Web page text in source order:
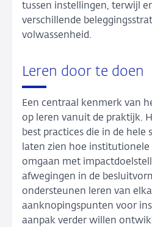
tussen instellingen, terwijl
verschillende
volwassenheid.
Leren door te doen
Een centraal kenmerk van
op leren vanuit de praktijk.
best practices die in de hele
laten zien hoe institutionele
omgaan met
afwegingen in de
ondersteunen leren van
aanknopingspunten voor
aanpak verder willen